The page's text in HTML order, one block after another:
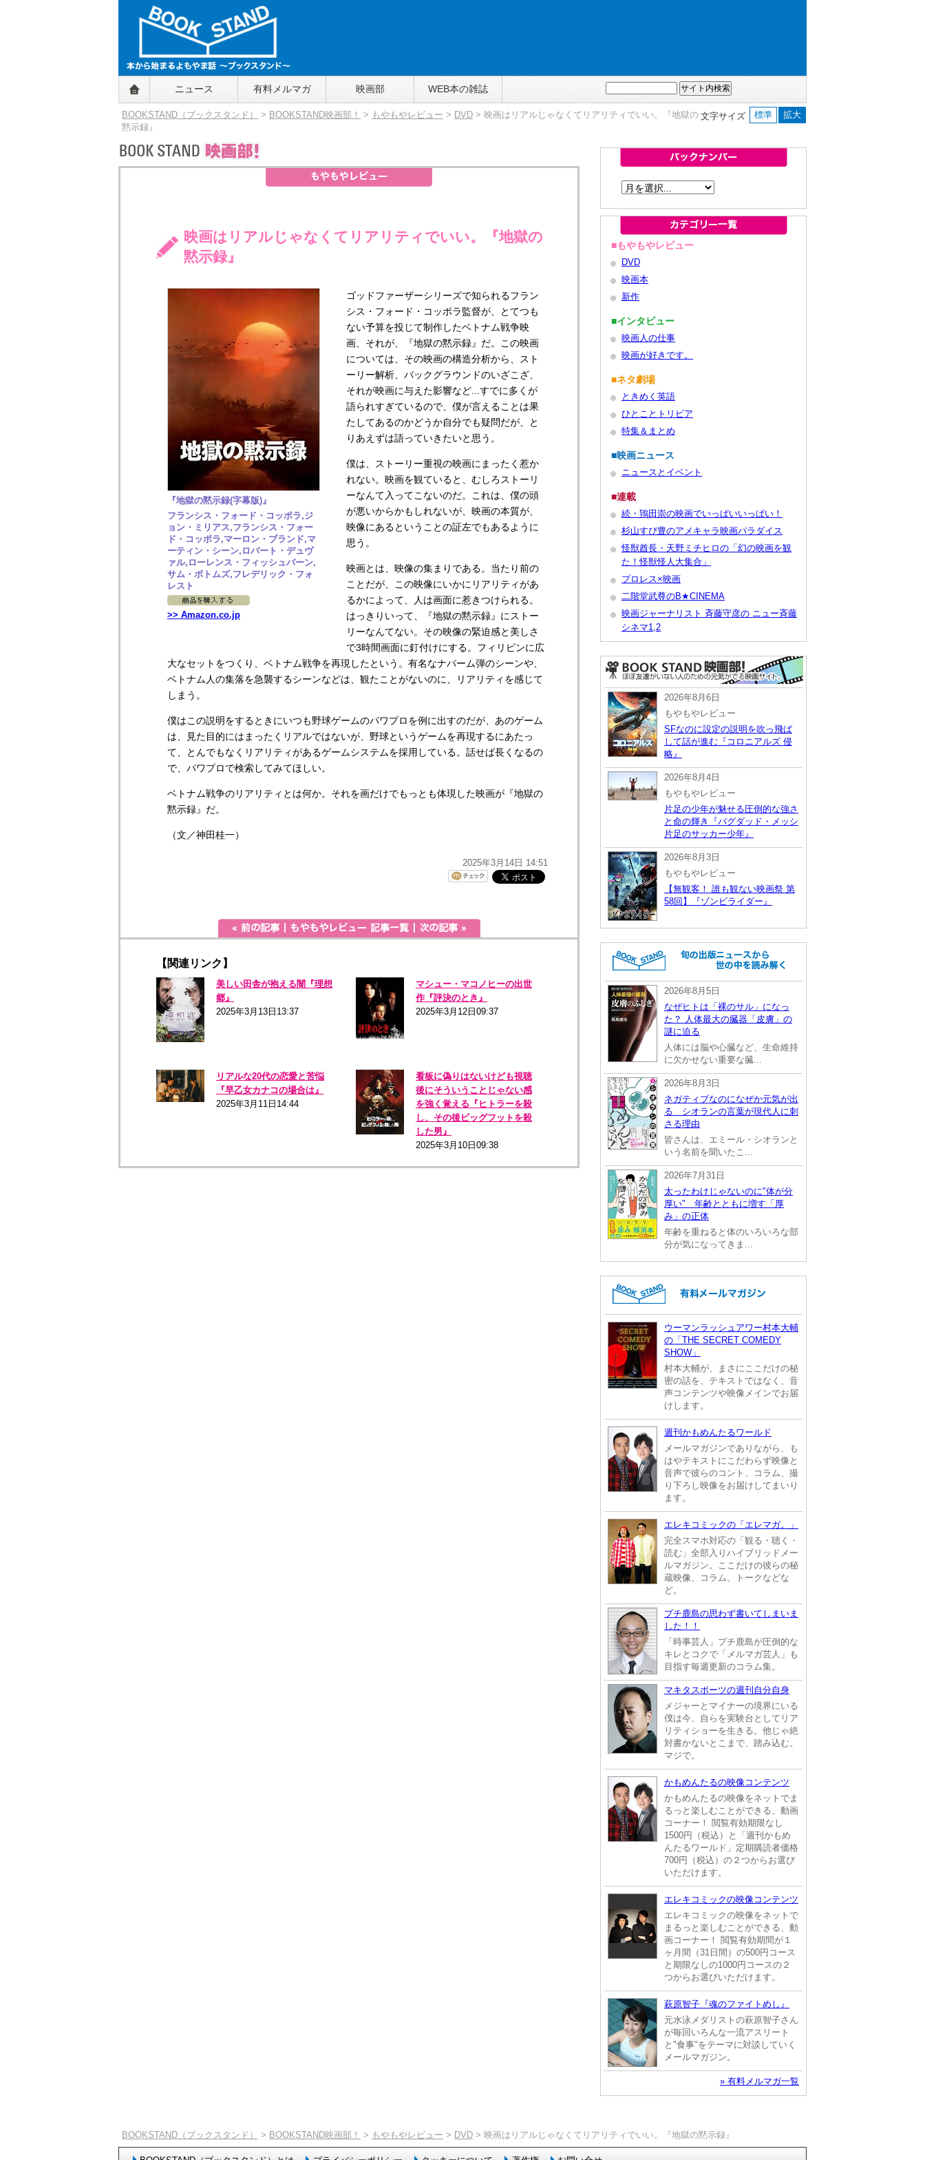
BOOKSTAND（ブックスタンド）
～本から始まるよもやま話～
BOOKSTAND（ブ
ックスタンド）
ニュース 有料メルマガ 映画部 WEB本の雑誌
文字サイズ 標準 拡大
BOOKSTAND（ブックスタンド） > BOOKSTAND映画部！ > もやもやレビュー > DVD > 映画はリアルじゃなくてリアリティでいい。『地獄の
黙示録』
映画はリアルじゃなくてリアリティでいい。『地獄の
黙示録』
『地獄の黙示録(字幕版)』
フランシス・フォード・コッポラ,ジ
ョン・ミリアス,フランシス・フォー
ド・コッポラ,マーロン・ブランド,マ
ーティン・シーン,ロバート・デュヴ
ァル,ローレンス・フィッシュバーン,
サム・ボトムズ,フレデリック・フォ
レスト
>> Amazon.co.jp
ゴッドファーザーシリーズで知られるフラン
シス・フォード・コッポラ監督が、とてつも
ない予算を投じて制作したベトナム戦争映
画、それが、『地獄の黙示録』だ。この映画
については、その映画の構造分析から、スト
ーリー解析、バックグラウンドのいざこざ、
それが映画に与えた影響など...すでに多くが
語られすぎているので、僕が言えることは果
たしてあるのかどうか自分でも疑問だが、と
りあえずは語っていきたいと思う。
僕は、ストーリー重視の映画にまったく惹か
れない。映画を観ていると、むしろストーリ
ーなんて入ってこないのだ。これは、僕の頭
が悪いからかもしれないが、映画の本質が、
映像にあるということの証左でもあるように
思う。
映画とは、映像の集まりである。当たり前の
ことだが、この映像にいかにリアリティがあ
るかによって、人は画面に惹きつけられる。
はっきりいって、『地獄の黙示録』にストー
リーなんてない。その映像の緊迫感と美しさ
で3時間画面に釘付けにする。フィリピンに広
大なセットをつくり、ベトナム戦争を再現したという。有名なナパーム弾のシーンや、
ベトナム人の集落を急襲するシーンなどは、観たことがないのに、リアリティを感じて
しまう。
僕はこの説明をするときにいつも野球ゲームのパワプロを例に出すのだが、あのゲーム
は、見た目的にはまったくリアルではないが、野球というゲームを再現するにあたっ
て、とんでもなくリアリティがあるゲームシステムを採用している。話せば長くなるの
で、パワプロで検索してみてほしい。
ベトナム戦争のリアリティとは何か。それを画だけでもっとも体現した映画が『地獄の
黙示録』だ。
（文／神田桂一）
2025年3月14日 14:51
【関連リンク】
美しい田舎が抱える闇『理想
郷』
2025年3月13日13:37
マシュー・マコノヒーの出世
作『評決のとき』
2025年3月12日09:37
リアルな20代の恋愛と苦悩
『早⼄⼥カナコの場合は』
2025年3月11日14:44
看板に偽りはないけども視聴
後にそういうことじゃない感
を強く覚える『ヒトラーを殺
し、その後ビッグフットを殺
した男』
2025年3月10日09:38
■もやもやレビュー
DVD
映画本
新作
■インタビュー
映画人の仕事
映画が好きです。
■ネタ劇場
ときめく英語
ひとことトリビア
特集＆まとめ
■映画ニュース
ニュースとイベント
■連載
続・鴇田崇の映画でいっぱいいっぱい！
杉山すぴ豊のアメキャラ映画パラダイス
怪獣酋長・天野ミチヒロの「幻の映画を観
た！怪獣怪人大集合」
プロレス×映画
二階堂武尊のB★CINEMA
映画ジャーナリスト 斉藤守彦の ニュー斉藤
シネマ1,2
2026年8月6日
もやもやレビュー
SFなのに設定の説明を吹っ飛ば
して話が進む『コロニアルズ 侵
略』
2026年8月4日
もやもやレビュー
片足の少年が魅せる圧倒的な強さ
と命の輝き『バグダッド・メッシ
片足のサッカー少年』
2026年8月3日
もやもやレビュー
【無観客！ 誰も観ない映画祭 第
58回】『ゾンビライダー』
2026年8月5日
なぜヒトは「裸のサル」になっ
た？ 人体最大の臓器「皮膚」の
謎に迫る
人体には脳や心臓など、生命維持
に欠かせない重要な臓...
2026年8月3日
ネガティブなのになぜか元気が出
る シオランの言葉が現代人に刺
さる理由
皆さんは、エミール・シオランと
いう名前を聞いたこ...
2026年7月31日
太ったわけじゃないのに"体が分
厚い" 年齢とともに増す「厚
み」の正体
年齢を重ねると体のいろいろな部
分が気になってきま...
ウーマンラッシュアワー村本大輔
の「THE SECRET COMEDY
SHOW」
村本大輔が、まさにここだけの秘
密の話を、テキストではなく、音
声コンテンツや映像メインでお届
けします。
週刊かもめんたるワールド
メールマガジンでありながら、も
はやテキストにこだわらず映像と
音声で彼らのコント、コラム、撮
り下ろし映像をお届けしてまいり
ます。
エレキコミックの「エレマガ。」
完全スマホ対応の「観る・聴く・
読む」全部入りハイブリッドメー
ルマガジン。ここだけの彼らの秘
蔵映像、コラム、トークなどな
ど。
プチ鹿島の思わず書いてしまいま
した！！
「時事芸人」プチ鹿島が圧倒的な
キレとコクで「メルマガ芸人」も
目指す毎週更新のコラム集。
マキタスポーツの週刊自分自身
メジャーとマイナーの境界にいる
僕は今、自らを実験台としてリア
リティショーを生きる。他じゃ絶
対書かないとこまで、踏み込む。
マジで。
かもめんたるの映像コンテンツ
かもめんたるの映像をネットでま
るっと楽しむことができる、動画
コーナー！ 閲覧有効期限なし
1500円（税込）と「週刊かもめ
んたるワールド」定期購読者価格
700円（税込）の２つからお選び
いただけます。
エレキコミックの映像コンテンツ
エレキコミックの映像をネットで
まるっと楽しむことができる、動
画コーナー！ 閲覧有効期間が１
ヶ月間（31日間）の500円コース
と期限なしの1000円コースの２
つからお選びいただけます。
萩原智子『魂のファイトめし』
元水泳メダリストの萩原智子さん
が毎回いろんな一流アスリート
と"食事"をテーマに対談していく
メールマガジン。
» 有料メルマガ一覧
BOOKSTAND（ブックスタンド） > BOOKSTAND映画部！ > もやもやレビュー > DVD > 映画はリアルじゃなくてリアリティでいい。『地獄の黙示録』